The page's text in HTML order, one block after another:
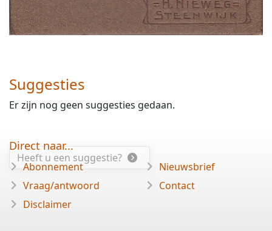
Suggesties
Er zijn nog geen suggesties gedaan.
Heeft u een suggestie?
Direct naar...
Abonnement
Vraag/antwoord
Disclaimer
Nieuwsbrief
Contact